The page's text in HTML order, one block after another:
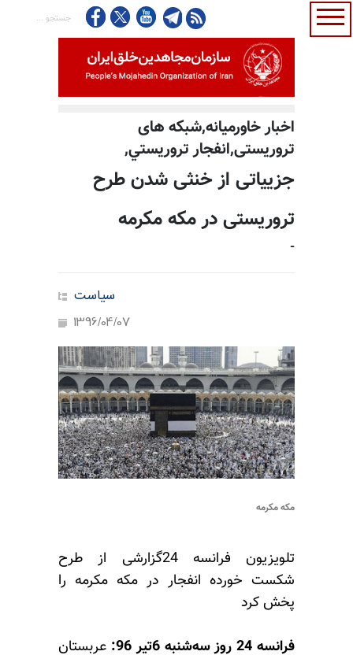
اخبار خاورمیانه,شبكه هاى
تروريستى,انفجار تروريستي,
جزییاتی از خنثی شدن طرح
تروریستی در مکه مکرمه
-
سیاست
1396/04/07
مکه مکرمه
تلویزیون فرانسه 24گزارشی از طرح
شکست خورده انفجار در مکه مکرمه را
پخش کرد
فرانسه 24 روز سه‌شنبه 6تیر 96:
عربستان